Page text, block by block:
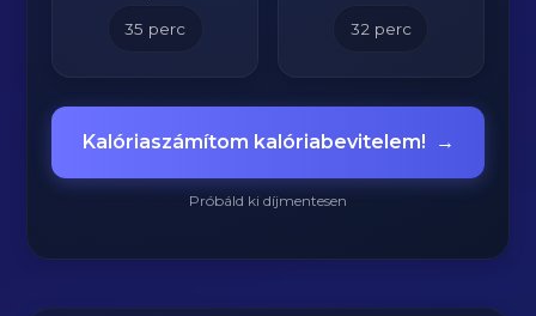
35 perc 32 perc
Kalóriaszámítom kalóriabevitelem! →
Próbáld ki díjmentesen